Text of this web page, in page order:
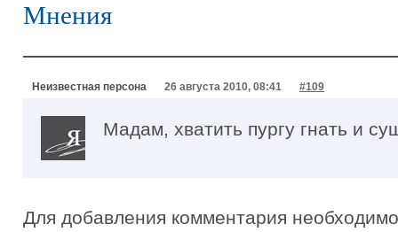
Мнения
Неизвестная персона 26 августа 2010, 08:41 #109
Мадам, хватить пургу гнать и
Для добавления комментария